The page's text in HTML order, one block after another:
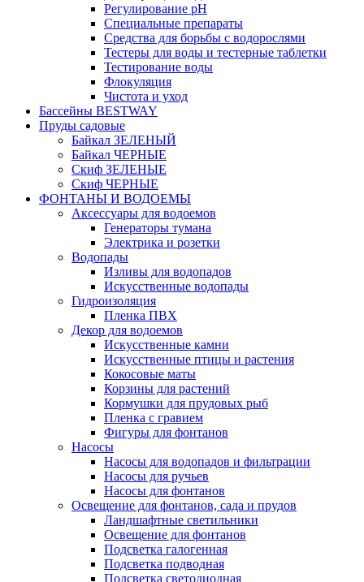
Регулирование pH
Специальные препараты
Средства для борьбы с водорослями
Тестеры для воды и тестерные таблетки
Тестирование воды
Флокуляция
Чистота и уход
Бассейны BESTWAY
Пруды садовые
Байкал ЗЕЛЕНЫЙ
Байкал ЧЕРНЫЕ
Скиф ЗЕЛЕНЫЕ
Скиф ЧЕРНЫЕ
ФОНТАНЫ И ВОДОЕМЫ
Аксессуары для водоемов
Генераторы тумана
Электрика и розетки
Водопады
Изливы для водопадов
Искусственные водопады
Гидроизоляция
Пленка ПВХ
Декор для водоемов
Искусственные камни
Искусственные птицы и растения
Кокосовые маты
Корзины для растений
Кормушки для прудовых рыб
Пленка с гравием
Фигуры для фонтанов
Насосы
Насосы для водопадов и фильтрации
Насосы для ручьев
Насосы для фонтанов
Освещение для фонтанов, сада и прудов
Ландшафтные светильники
Освещение для фонтанов
Подсветка галогенная
Подсветка подводная
Подсветка светодиодная